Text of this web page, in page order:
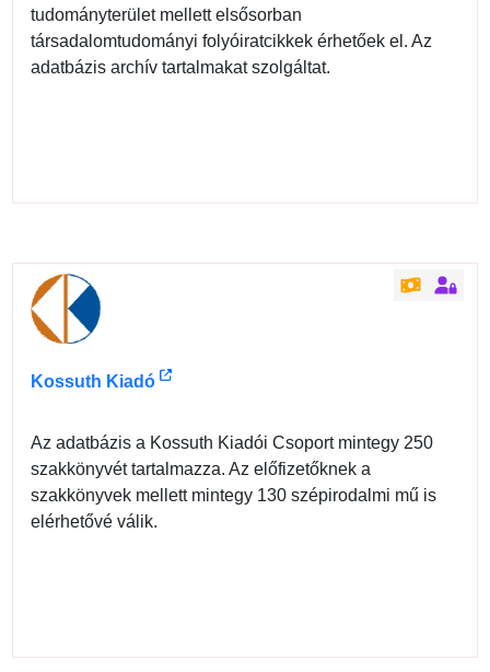
tudományterület mellett elsősorban
társadalomtudományi folyóiratcikkek érhetőek el. Az
adatbázis archív tartalmakat szolgáltat.
Kossuth Kiadó
Az adatbázis a Kossuth Kiadói Csoport mintegy 250
szakkönyvét tartalmazza. Az előfizetőknek a
szakkönyvek mellett mintegy 130 szépirodalmi mű is
elérhetővé válik.